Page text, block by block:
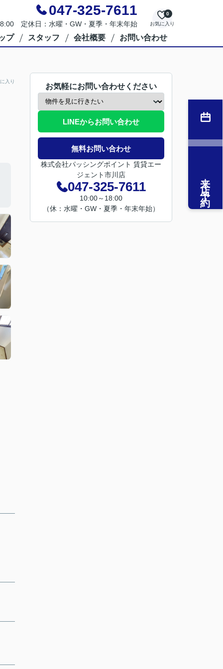
047-325-7611
定休日：水曜・GW・夏季・年末年始 お気に入り
0
プ スタッフ 会社概要 お問い合わせ
入り
お気軽にお問い合わせください
LINEからお問い合わせ
無料お問い合わせ
株式会社パッシングポイント 賃貸エー
ジェント市川店
047-325-7611
10:00～18:00
（休：水曜・GW・夏季・年末年始）
来店予約